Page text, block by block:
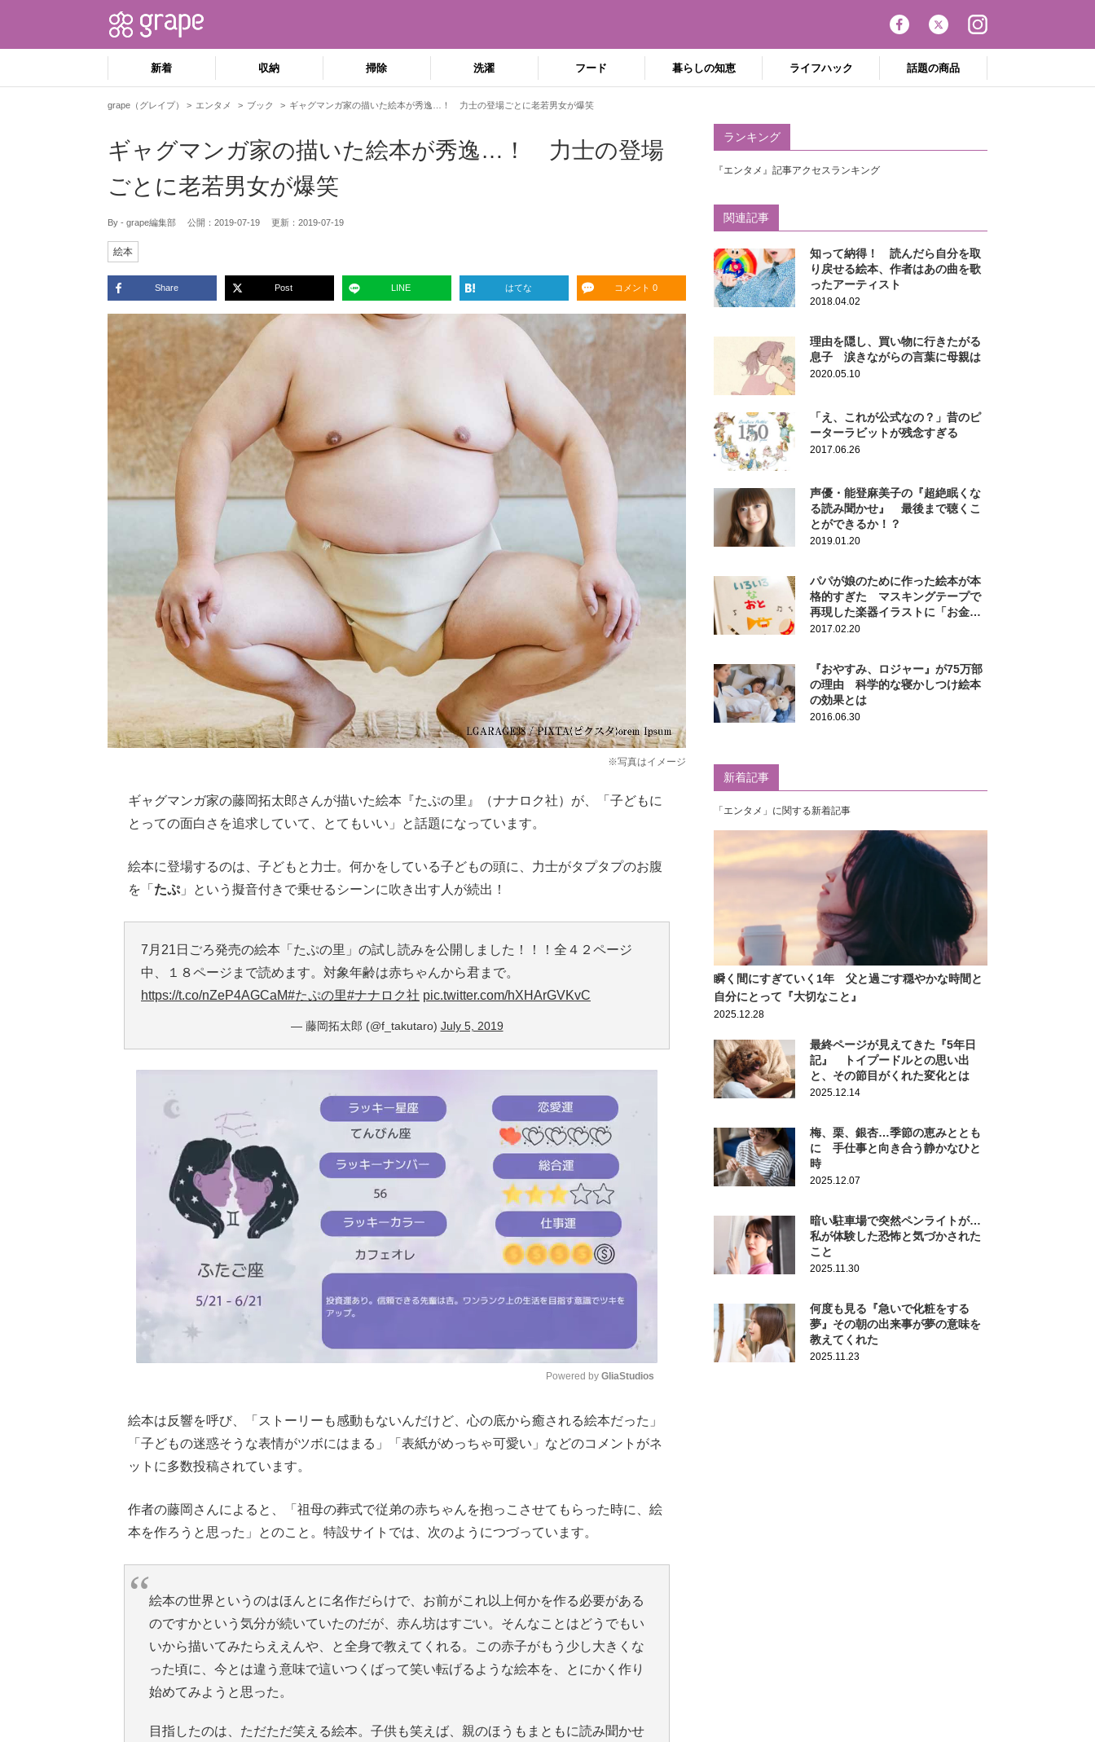
新着 収納 掃除 洗濯 フード 暮らしの知恵 ライフハック 話題の商品
grape（グレイプ） エンタメ ブック ギャグマンガ家の描いた絵本が秀逸…！ 力士の登場ごとに老若男女が爆笑
ギャグマンガ家の描いた絵本が秀逸…！ 力士の登場
ごとに老若男女が爆笑
By - grape編集部 公開： 2019-07-19 更新： 2019-07-19
絵本
Share Post LINE はてな コメント 0
※写真はイメージ
ギャグマンガ家の藤岡拓太郎さんが描いた絵本『たぷの里』（ナナロク社）が、「子どもに
とっての面白さを追求していて、とてもいい」と話題になっています。
絵本に登場するのは、子どもと力士。何かをしている子どもの頭に、力士がタプタプのお腹
を「 たぷ」という擬音付きで乗せるシーンに吹き出す人が続出！
7月21日ごろ発売の絵本「たぷの里」の試し読みを公開しました！！！全４２ページ
中、１８ページまで読めます。対象年齢は赤ちゃんから君まで。
https://t.co/nZeP4AGCaM#たぷの里#ナナロク社 pic.twitter.com/hXHArGVKvC
— 藤岡拓太郎 (@f_takutaro) July 5, 2019
Mute
Powered by GliaStudios
絵本は反響を呼び、「ストーリーも感動もないんだけど、心の底から癒される絵本だった」
「子どもの迷惑そうな表情がツボにはまる」「表紙がめっちゃ可愛い」などのコメントがネ
ットに多数投稿されています。
作者の藤岡さんによると、「祖母の葬式で従弟の赤ちゃんを抱っこさせてもらった時に、絵
本を作ろうと思った」とのこと。特設サイトでは、次のようにつづっています。
絵本の世界というのはほんとに名作だらけで、お前がこれ以上何かを作る必要がある
のですかという気分が続いていたのだが、赤ん坊はすごい。そんなことはどうでもい
いから描いてみたらええんや、と全身で教えてくれる。この赤子がもう少し大きくな
った頃に、今とは違う意味で這いつくばって笑い転げるような絵本を、とにかく作り
始めてみようと思った。
目指したのは、ただただ笑える絵本。子供も笑えば、親のほうもまともに読み聞かせ
ランキング
『エンタメ』記事アクセスランキング
関連記事
知って納得！ 読んだら自分を取
り戻せる絵本、作者はあの曲を歌
ったアーティスト
2018.04.02
理由を隠し、買い物に行きたがる
息子 涙きながらの言葉に母親は
2020.05.10
「え、これが公式なの？」昔のピ
ーターラビットが残念すぎる
2017.06.26
声優・能登麻美子の『超絶眠くな
る読み聞かせ』 最後まで聴くこ
とができるか！？
2019.01.20
パパが娘のために作った絵本が本
格的すぎた マスキングテープで
再現した楽器イラストに「お金に
できぬものか」
2017.02.20
『おやすみ、ロジャー』が75万部
の理由 科学的な寝かしつけ絵本
の効果とは
2016.06.30
新着記事
「エンタメ」に関する新着記事
瞬く間にすぎていく1年 父と過ごす穏やかな時間と
自分にとって『大切なこと』
2025.12.28
最終ページが見えてきた『5年日
記』 トイプードルとの思い出
と、その節目がくれた変化とは
2025.12.14
梅、栗、銀杏…季節の恵みととも
に 手仕事と向き合う静かなひと
時
2025.12.07
暗い駐車場で突然ペンライトが…
私が体験した恐怖と気づかされた
こと
2025.11.30
何度も見る『急いで化粧をする
夢』その朝の出来事が夢の意味を
教えてくれた
2025.11.23